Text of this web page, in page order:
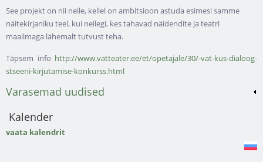
See projekt on nii neile, kellel on ambitsioon astuda esimesi samme
näitekirjaniku teel, kui neilegi, kes tahavad näidendite ja teatri
maailmaga lähemalt tutvust teha.
Täpsem info http://www.vatteater.ee/et/opetajale/30/-vat-kus-dialoog-
stseeni-kirjutamise-konkurss.html
Varasemad uudised
Kalender
vaata kalendrit